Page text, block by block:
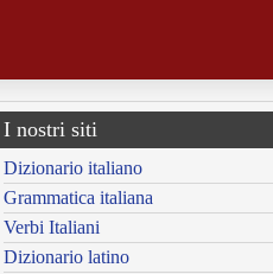
I nostri siti
Dizionario italiano
Grammatica italiana
Verbi Italiani
Dizionario latino